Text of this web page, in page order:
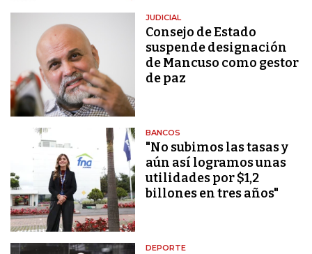
JUDICIAL
Consejo de Estado
suspende designación
de Mancuso como gestor
de paz
BANCOS
"No subimos las tasas y
aún así logramos unas
utilidades por $1,2
billones en tres años"
DEPORTE